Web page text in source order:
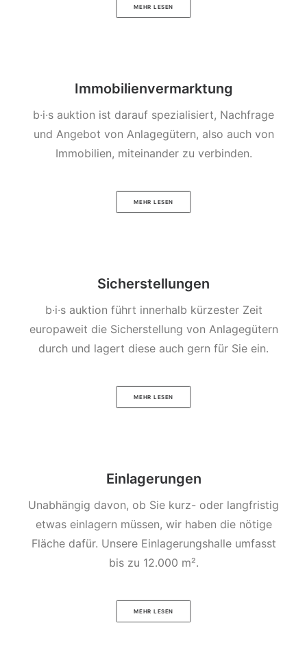
MEHR LESEN
Immobilienvermarktung
b·i·s auktion ist darauf spezialisiert, Nachfrage
und Angebot von Anlagegütern, also auch von
Immobilien, miteinander zu verbinden.
MEHR LESEN
Sicherstellungen
b·i·s auktion führt innerhalb kürzester Zeit
europaweit die Sicherstellung von Anlagegütern
durch und lagert diese auch gern für Sie ein.
MEHR LESEN
Einlagerungen
Unabhängig davon, ob Sie kurz- oder langfristig
etwas einlagern müssen, wir haben die nötige
Fläche dafür. Unsere Einlagerungshalle umfasst
bis zu 12.000 m².
MEHR LESEN